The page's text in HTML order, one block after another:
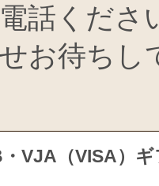
話くだ
お待ちし
VJA（VISA）